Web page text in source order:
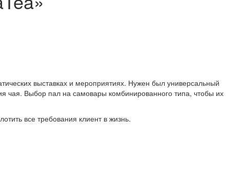
выставках и мероприятиях. Нужен был универсальный
чая. Выбор пал на самовары комбинированного типа, чтобы их
все требования клиент в жизнь.